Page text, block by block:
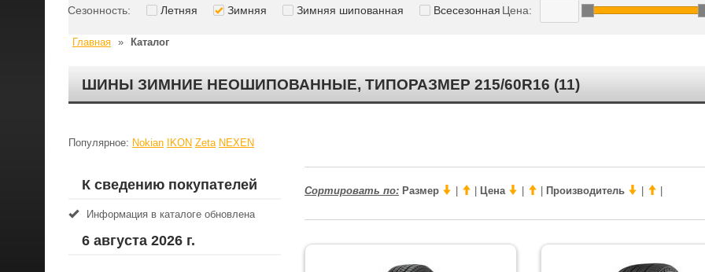
Главная » Каталог
ШИНЫ ЗИМНИЕ НЕОШИПОВАННЫЕ, ТИПОРАЗМЕР 215/60R16 (11)
Популярное: Nokian IKON Zeta NEXEN
К сведению покупателей
Информация в каталоге обновлена
6 августа 2026 г.
Сортировать по: Размер Цена Производитель
Сезонность: Летняя Зимняя Зимняя шипованная Всесезонная Цена: